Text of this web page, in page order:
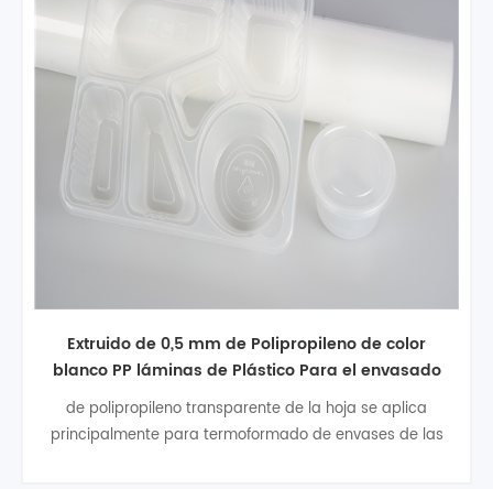
fábrica al por mayor 1 mm plástico de color
transparente pp hoja de polipropileno
polipropileno (PP) es un plástico resistente y ligero con
una superficie dura y lisa que es adecuado para su uso